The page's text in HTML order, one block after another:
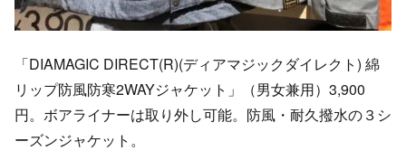
「DIAMAGIC DIRECT(R)(ディアマジックダイレクト) 綿
リップ防風防寒2WAYジャケット」（男女兼用）3,900
円。ボアライナーは取り外し可能。防風・耐久撥水の３シ
ーズンジャケット。